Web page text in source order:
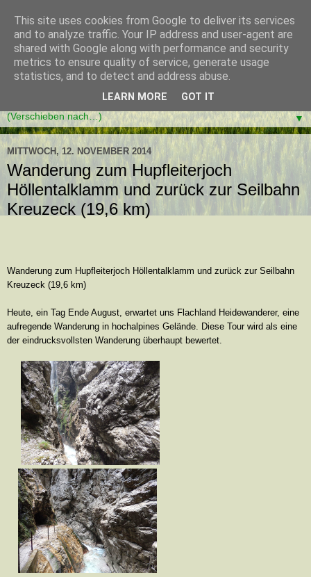
▼
MITTWOCH, 12. NOVEMBER 2014
Wanderung zum Hupfleiterjoch
Höllentalklamm und zurück zur Seilbahn
Kreuzeck (19,6 km)
Wanderung zum Hupfleiterjoch Höllentalklamm und zurück zur Seilbahn
Kreuzeck (19,6 km)
Heute, ein Tag Ende August, erwartet uns Flachland Heidewanderer, eine
aufregende Wanderung in hochalpines Gelände. Diese Tour wird als eine
der eindrucksvollsten Wanderung überhaupt bewertet.
This site uses cookies from Google to deliver its services
and to analyze traffic. Your IP address and user-agent are
shared with Google along with performance and security
metrics to ensure quality of service, generate usage
statistics, and to detect and address abuse.
LEARN MORE GOT IT